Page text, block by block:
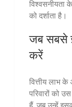
विश्वसनीयता
को दर्शाता है।
जब सबसे
करें
वित्तीय लाभ
परिवारों को